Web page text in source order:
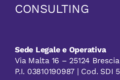
CONSULTING
Sede Legale e Operativa
Via Malta 16 – 25124
P.I. 03810190987 | Cod. SDI